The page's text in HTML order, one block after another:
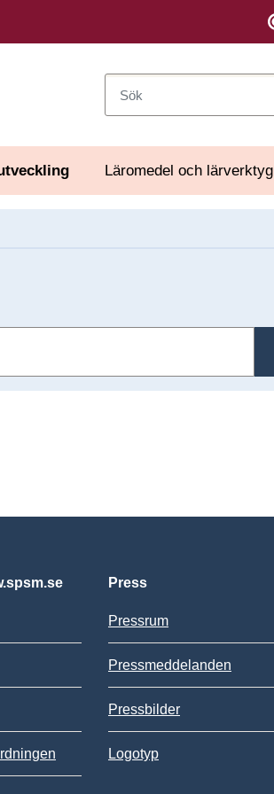
Läromedel och lärverktyg
Press
Pressrum
Pressmeddelanden
Pressbilder
Logotyp